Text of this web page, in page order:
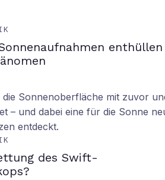
Sonnenoberfläche mit zuvor
– und dabei eine für die Sonne
entdeckt.
des Swift-